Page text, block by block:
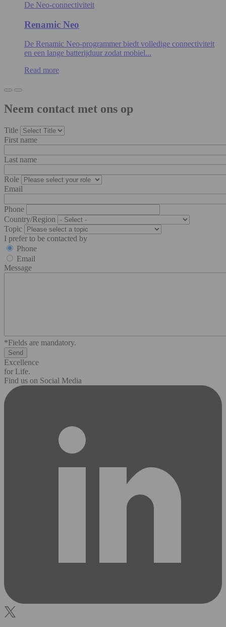
De Neo-connectiviteit
Renamic Neo
De Renamic Neo-programmer biedt volledige connectiviteit
en een lange batterijduur zodat mobiel...
Read more
Neem contact met ons op
Title
First name
Last name
Role
Email
Phone
Country/Region
Topic
I prefer to be contacted by
Phone
Email
Message
*Fields are mandatory.
Excellence
for Life.
Find us on Social Media